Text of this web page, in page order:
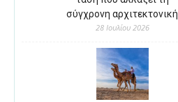
σύγχρονη αρχιτεκτονική
28 Ιουλίου 2026